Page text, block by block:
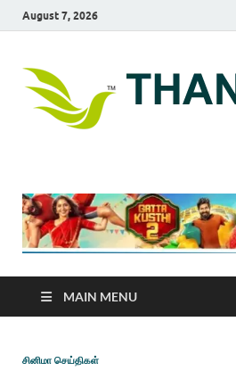
August 7, 2026
MAIN MENU
சினிமா செய்திகள்